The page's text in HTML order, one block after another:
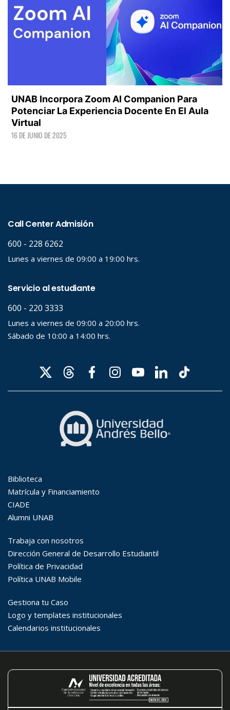
UNAB Incorpora Zoom AI Companion Para
Potenciar La Experiencia Docente En El Aula
Virtual
16 DE JUNIO DE 2025